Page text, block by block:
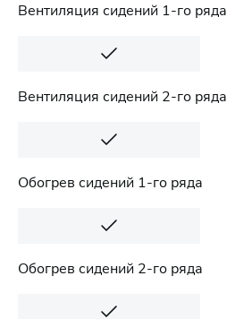
Вентиляция сидений 1-го ряда
Вентиляция сидений 2-го ряда
Обогрев сидений 1-го ряда
Обогрев сидений 2-го ряда